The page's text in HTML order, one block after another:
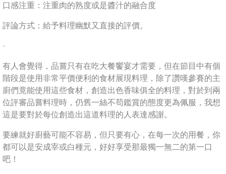
口感注重：注重肉的熟度或是醬汁的融合度
評論方式：給予料理幽默又直接的評價。
·
有人會覺得，品嘗只有在吃大餐饗宴才需要，但在節目中有個
階段是使用非常平價便利的食材展現料理，除了讚嘆參賽的主
廚們竟能使用這些食材，創造出色香味俱全的料理，對於到兩
位評審品嘗料理時，仍舊一絲不苟鑑賞的態度更為佩服，我想
這是要對於每位創造出這道料理的人表達感謝。
要練就好廚藝可能不容易，但只要有心，在每一次的用餐，你
都可以是安成宰或白種元，好好享受那最獨一無二的第一口
吧！